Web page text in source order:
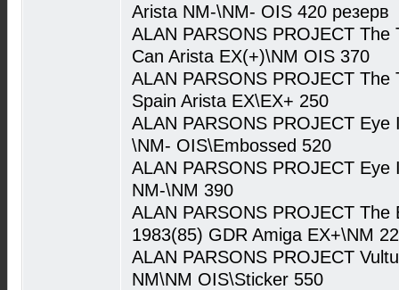
Arista NM-\NM- OIS 420 резерв
ALAN PARSONS PROJECT
Can Arista EX(+)\NM OIS 370
ALAN PARSONS PROJECT
Spain Arista EX\EX+ 250
ALAN PARSONS PROJECT
\NM- OIS\Embossed 520
ALAN PARSONS PROJECT
NM-\NM 390
ALAN PARSONS PROJECT
1983(85) GDR Amiga EX+\NM
ALAN PARSONS PROJECT
NM\NM OIS\Sticker 550